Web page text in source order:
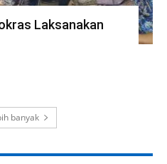
Laksanakan
banyak